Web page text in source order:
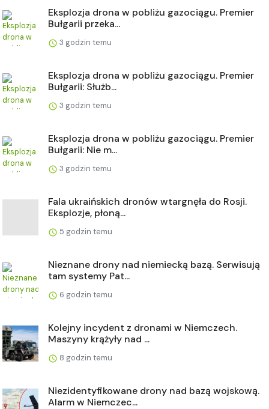
Eksplozja drona w pobliżu gazociągu. Premier
Bułgarii przeka...
3 godzin temu
Eksplozja drona w pobliżu gazociągu. Premier
Bułgarii: Służb...
3 godzin temu
Eksplozja drona w pobliżu gazociągu. Premier
Bułgarii: Nie m...
3 godzin temu
Fala ukraińskich dronów wtargnęła do Rosji.
Eksplozje, płoną...
5 godzin temu
Nieznane drony nad niemiecką bazą. Serwisują
tam systemy Pat...
6 godzin temu
Kolejny incydent z dronami w Niemczech.
Maszyny krążyły nad ...
8 godzin temu
Niezidentyfikowane drony nad bazą wojskową.
Alarm w Niemczec...